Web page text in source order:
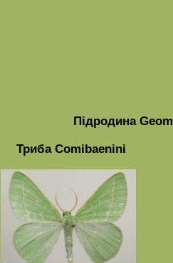
Підродина
Триба Comibaenini